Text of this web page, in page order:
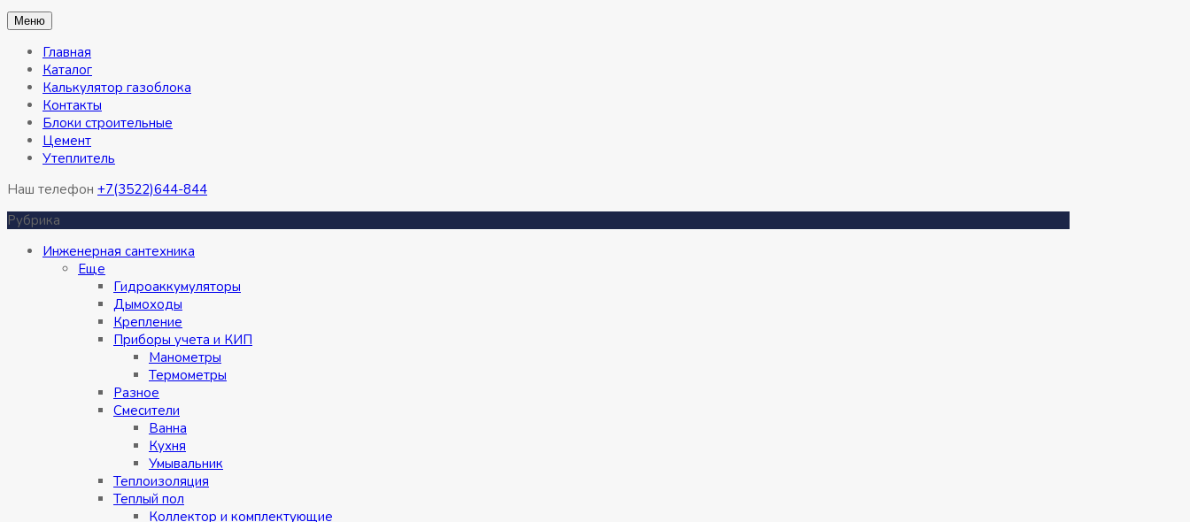
Меню
Главная
Каталог
Калькулятор газоблока
Контакты
Блоки строительные
Цемент
Утеплитель
Наш телефон +7(3522)644-844
Рубрика
Инженерная сантехника
Eще
Гидроаккумуляторы
Дымоходы
Крепление
Приборы учета и КИП
Манометры
Термометры
Разное
Смесители
Ванна
Кухня
Умывальник
Теплоизоляция
Теплый пол
Коллектор и комплектующие